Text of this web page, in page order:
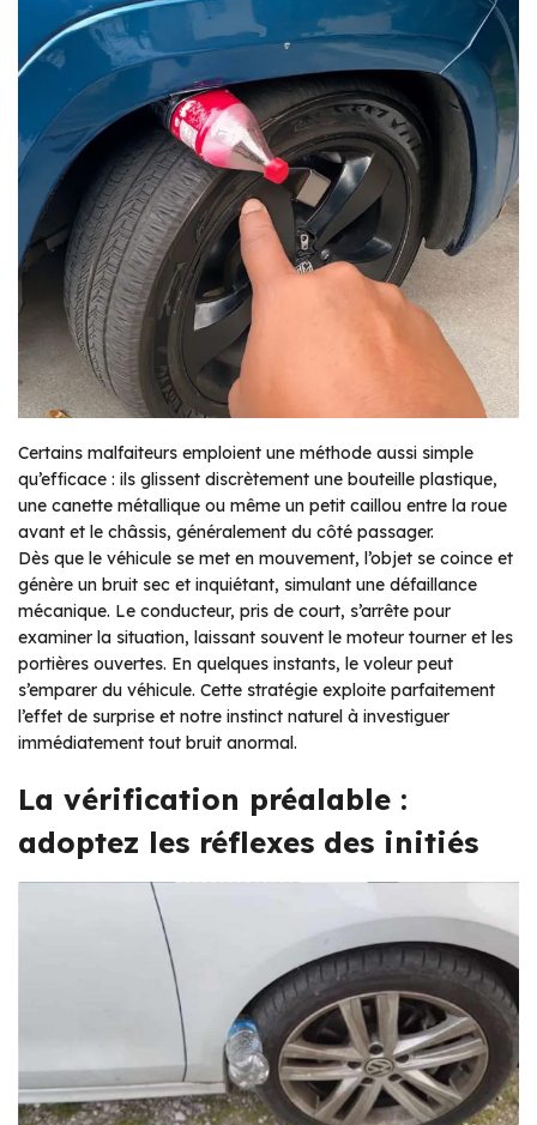
Certains malfaiteurs emploient une méthode aussi simple
qu’efficace : ils glissent discrètement une bouteille plastique,
une canette métallique ou même un petit caillou entre la roue
avant et le châssis, généralement du côté passager.
Dès que le véhicule se met en mouvement, l’objet se coince et
génère un bruit sec et inquiétant, simulant une défaillance
mécanique. Le conducteur, pris de court, s’arrête pour
examiner la situation, laissant souvent le moteur tourner et les
portières ouvertes. En quelques instants, le voleur peut
s’emparer du véhicule. Cette stratégie exploite parfaitement
l’effet de surprise et notre instinct naturel à investiguer
immédiatement tout bruit anormal.
La vérification préalable :
adoptez les réflexes des initiés